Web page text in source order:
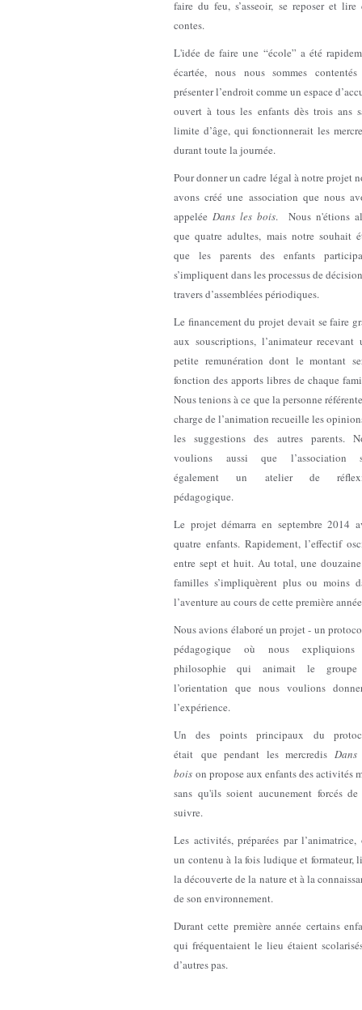
faire du feu, s’asseoir, se reposer et lire
contes.
L'idée de faire une “école” a été
écartée, nous nous sommes
présenter l’endroit comme un espace
ouvert à tous les enfants dès trois ans
limite d’âge, qui fonctionnerait les
durant toute la journée.
Pour donner un cadre légal à notre projet
avons créé une association que nous
appelée Dans les bois. Nous n'étions
que quatre adultes, mais notre souhait
que les parents des enfants
s’impliquent dans les processus de
travers d’assemblées périodiques.
Le financement du projet devait se faire
aux souscriptions, l’animateur recevant
petite remunération dont le montant
fonction des apports libres de chaque
Nous tenions à ce que la personne
charge de l’animation recueille les
les suggestions des autres parents.
voulions aussi que l’association
également un atelier de
pédagogique.
Le projet démarra en septembre 2014
quatre enfants. Rapidement, l’effectif
entre sept et huit. Au total, une
familles s’impliquèrent plus ou moins
l’aventure au cours de cette première
Nous avions élaboré un projet - un
pédagogique où nous
philosophie qui animait le
l’orientation que nous voulions
l’expérience.
Un des points principaux du
était que pendant les mercredis Dans
bois on propose aux enfants des activités
sans qu'ils soient aucunement forcés de
suivre.
Les activités, préparées par l’animatrice,
un contenu à la fois ludique et formateur,
la découverte de la nature et à la
de son environnement.
Durant cette première année certains
qui fréquentaient le lieu étaient
d’autres pas.